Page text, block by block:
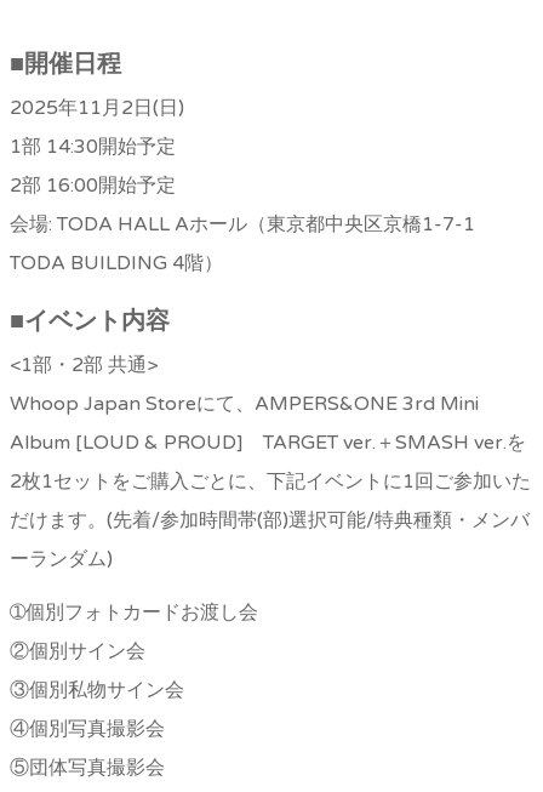
■開催日程
2025年11月2日(日)
1部 14:30開始予定
2部 16:00開始予定
会場: TODA HALL Aホール（東京都中央区京橋1-7-1
TODA BUILDING 4階）
■イベント内容
<1部・2部 共通>
Whoop Japan Storeにて、AMPERS&ONE 3rd Mini
Album [LOUD & PROUD] TARGET ver.＋SMASH ver.を
2枚1セットをご購入ごとに、下記イベントに1回ご参加いた
だけます。(先着/参加時間帯(部)選択可能/特典種類・メンバ
ーランダム)
➀個別フォトカードお渡し会
②個別サイン会
③個別私物サイン会
④個別写真撮影会
⑤団体写真撮影会